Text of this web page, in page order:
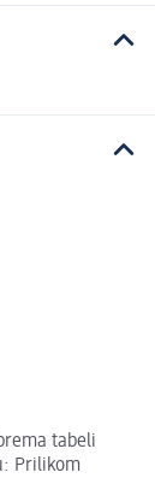
tabeli
Prilikom